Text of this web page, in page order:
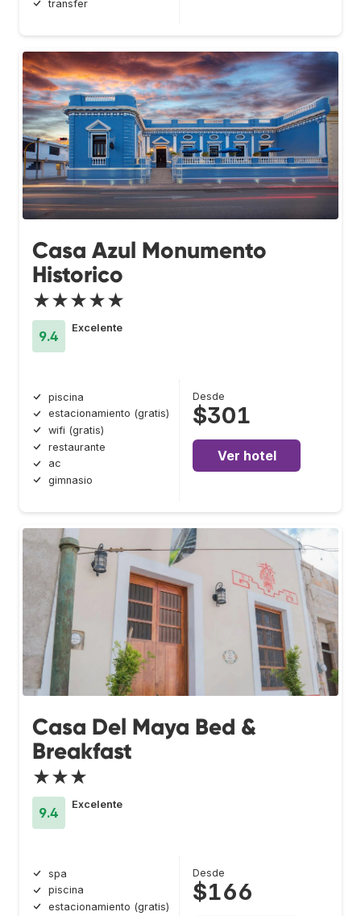
transfer
Casa Azul Monumento
Historico
★★★★★
9.4
Excelente
piscina
estacionamiento (gratis)
wifi (gratis)
restaurante
ac
gimnasio
Desde
$301
Ver hotel
Casa Del Maya Bed &
Breakfast
★★★
9.4
Excelente
spa
piscina
estacionamiento (gratis)
Desde
$166